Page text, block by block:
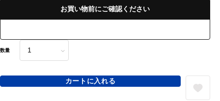
お買い物前にご確認ください
数量
カートに入れる